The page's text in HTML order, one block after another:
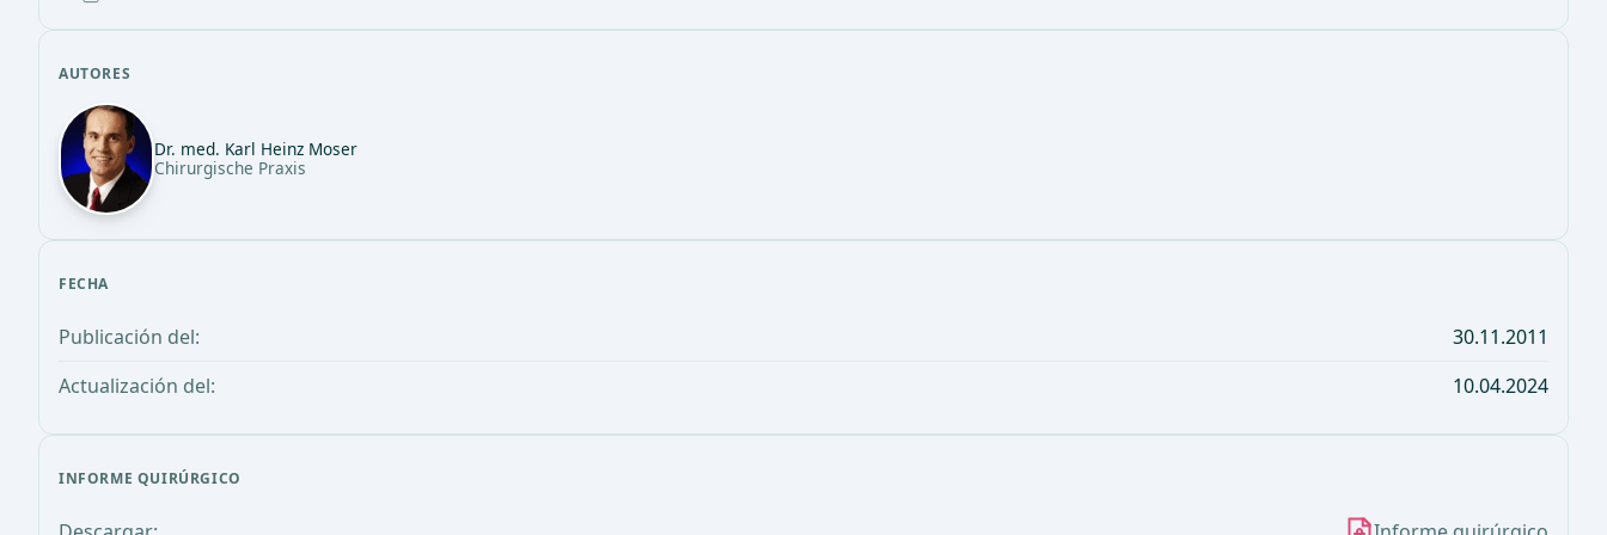
AUTORES
Dr. med. Karl Heinz Moser
Chirurgische Praxis
FECHA
Publicación del:
30.11.2011
Actualización del:
10.04.2024
INFORME QUIRÚRGICO